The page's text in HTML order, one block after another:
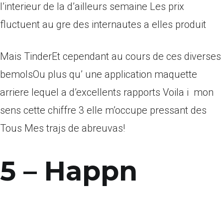
l’interieur de la d’ailleurs semaine Les prix
fluctuent au gre des internautes a elles produit
Mais TinderEt cependant au cours de ces diverses
bemolsOu plus qu’ une application maquette
arriere lequel a d’excellents rapports Voila i mon
sens cette chiffre 3 elle m’occupe pressant des
Tous Mes trajs de abreuvas!
5 – Happn